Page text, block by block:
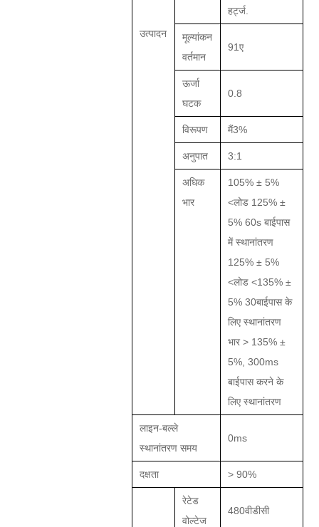
उत्पादन
हर्ट्ज.
मूल्यांकन
वर्तमान
91ए
ऊर्जा
घटक
0.8
विरूपण मैं3%
अनुपात 3:1
अधिक
भार
105% ± 5%
<लोड 125% ±
5% 60s बाईपास
में स्थानांतरण
125% ± 5%
<लोड <135% ±
5% 30बाईपास के
लिए स्थानांतरण
भार > 135% ±
5%, 300ms
बाईपास करने के
लिए स्थानांतरण
लाइन-बल्ले
स्थानांतरण समय
0ms
दक्षता > 90%
रेटेड
वोल्टेज
480वीडीसी